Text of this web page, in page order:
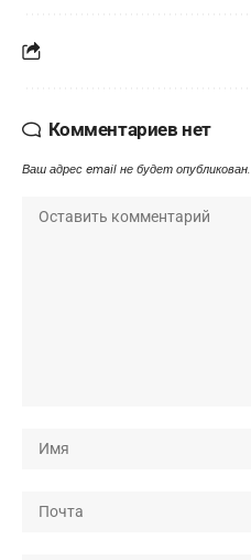
Комментариев нет
Ваш адрес email не будет опубликован.